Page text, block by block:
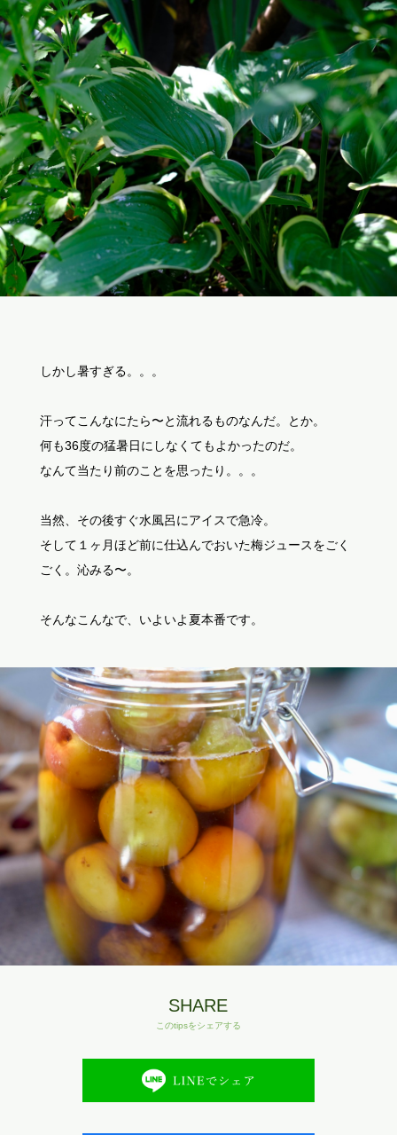
しかし暑すぎる。。。
汗ってこんなにたら〜と流れるものなんだ。とか。
何も36度の猛暑日にしなくてもよかったのだ。
なんて当たり前のことを思ったり。。。
当然、その後すぐ水風呂にアイスで急冷。
そして１ヶ月ほど前に仕込んでおいた梅ジュースをごく
ごく。沁みる〜。
そんなこんなで、いよいよ夏本番です。
SHARE
このtipsをシェアする